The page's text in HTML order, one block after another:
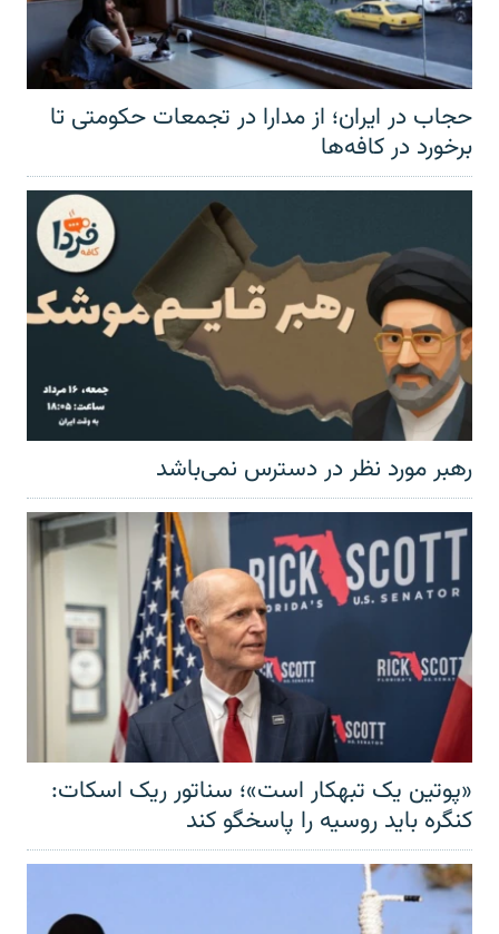
حجاب در ایران؛ از مدارا در تجمعات حکومتی تا
برخورد در کافه‌ها
رهبر مورد نظر در دسترس نمی‌باشد
«پوتین یک تبهکار است»؛ سناتور ریک اسکات:
کنگره باید روسیه را پاسخگو کند